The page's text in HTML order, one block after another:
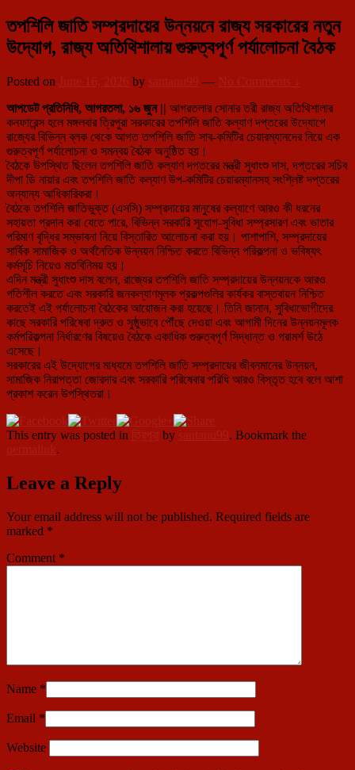
তপশিলি জাতি সম্প্রদায়ের উন্নয়নে রাজ্য সরকারের নতুন
উদ্যোগ, রাজ্য অতিথিশালায় গুরুত্বপূর্ণ পর্যালোচনা বৈঠক
Posted on June 16, 2026 by santanu99 — No Comments ↓
আপডেট প্রতিনিধি, আগরতলা, ১৬ জুন || আগরতলার সোনার তরী রাজ্য অতিথিশালার
কনফারেন্স হলে মঙ্গলবার ত্রিপুরা সরকারের তপশিলি জাতি কল্যাণ দপ্তরের উদ্যোগে
রাজ্যের বিভিন্ন ব্লক থেকে আগত তপশিলি জাতি সাব-কমিটির চেয়ারম্যানদের নিয়ে এক
গুরুত্বপূর্ণ পর্যালোচনা ও সমন্বয় বৈঠক অনুষ্ঠিত হয়।
বৈঠকে উপস্থিত ছিলেন তপশিলি জাতি কল্যাণ দপ্তরের মন্ত্রী সুধাংশু দাস, দপ্তরের সচিব
দীপা ডি নায়ার এবং তপশিলি জাতি কল্যাণ উপ-কমিটির চেয়ারম্যানসহ সংশ্লিষ্ট দপ্তরের
অন্যান্য আধিকারিকরা।
বৈঠকে তপশিলি জাতিভুক্ত (এসসি) সম্প্রদায়ের মানুষের কল্যাণে আরও কী ধরনের
সহায়তা প্রদান করা যেতে পারে, বিভিন্ন সরকারি সুযোগ-সুবিধা সম্প্রসারণ এবং ভাতার
পরিমাণ বৃদ্ধির সম্ভাবনা নিয়ে বিস্তারিত আলোচনা করা হয়। পাশাপাশি, সম্প্রদায়ের
সার্বিক সামাজিক ও অর্থনৈতিক উন্নয়ন নিশ্চিত করতে বিভিন্ন পরিকল্পনা ও ভবিষ্যৎ
কর্মসূচি নিয়েও মতবিনিময় হয়।
এদিন মন্ত্রী সুধাংশু দাস বলেন, রাজ্যের তপশিলি জাতি সম্প্রদায়ের উন্নয়নকে আরও
গতিশীল করতে এবং সরকারি জনকল্যাণমূলক প্রকল্পগুলির কার্যকর বাস্তবায়ন নিশ্চিত
করতেই এই পর্যালোচনা বৈঠকের আয়োজন করা হয়েছে। তিনি জানান, সুবিধাভোগীদের
কাছে সরকারি পরিষেবা দ্রুত ও সুষ্ঠুভাবে পৌঁছে দেওয়া এবং আগামী দিনের উন্নয়নমূলক
কর্মপরিকল্পনা নির্ধারণের বিষয়েও বৈঠকে একাধিক গুরুত্বপূর্ণ সিদ্ধান্ত ও পরামর্শ উঠে
এসেছে।
সরকারের এই উদ্যোগের মাধ্যমে তপশিলি জাতি সম্প্রদায়ের জীবনমানের উন্নয়ন,
সামাজিক নিরাপত্তা জোরদার এবং সরকারি পরিষেবার পরিধি আরও বিস্তৃত হবে বলে আশা
প্রকাশ করেন উপস্থিতরা।
This entry was posted in ত্রিপুরা by santanu99. Bookmark the
permalink.
Leave a Reply
Your email address will not be published. Required fields are
marked *
Comment *
Name *
Email *
Website